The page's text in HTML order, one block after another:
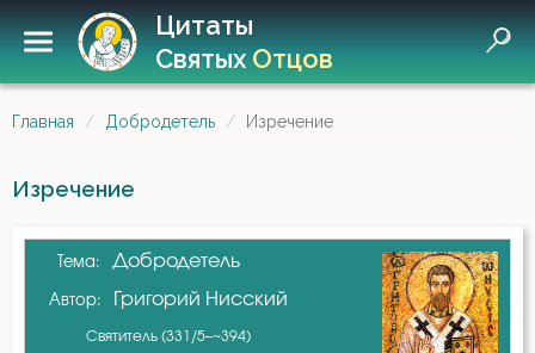
Цитаты
СвятыхОтцов
Главная Добродетель Изречение
Изречение
Тема: Добродетель
Автор: Григорий Нисский
Святитель (331/5–~394)